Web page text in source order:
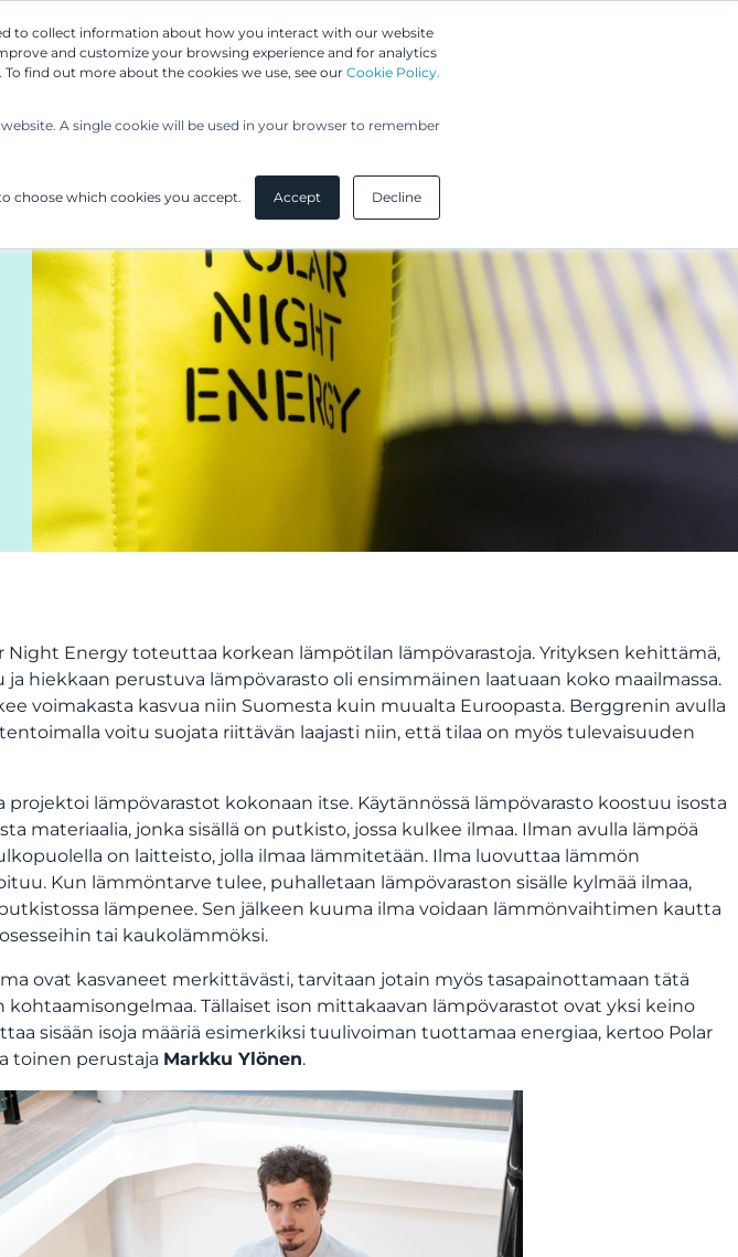
to collect information about how you interact with our website
and customize your browsing experience and for analytics
find out more about the cookies we use, see our Cookie Policy.
A single cookie will be used in your browser to remember
choose which cookies you accept. Accept Decline
Palvelumme UP & UPC Asiakkaamme
Night Energy toteuttaa korkean lämpötilan lämpövarastoja. Yrityksen kehittämä,
hiekkaan perustuva lämpövarasto oli ensimmäinen laatuaan koko maailmassa.
voimakasta kasvua niin Suomesta kuin muualta Euroopasta. Berggrenin avulla
voitu suojata riittävän laajasti niin, että tilaa on myös tulevaisuuden
lämpövarastot kokonaan itse. Käytännössä lämpövarasto koostuu isosta
materiaalia, jonka sisällä on putkisto, jossa kulkee ilmaa. Ilman avulla lämpöä
on laitteisto, jolla ilmaa lämmitetään. Ilma luovuttaa lämmön
Kun lämmöntarve tulee, puhalletaan lämpövaraston sisälle kylmää ilmaa,
lämpenee. Sen jälkeen kuuma ilma voidaan lämmönvaihtimen kautta
tai kaukolämmöksi.
ovat kasvaneet merkittävästi, tarvitaan jotain myös tasapainottamaan tätä
Tällaiset ison mittakaavan lämpövarastot ovat yksi keino
sisään isoja määriä esimerkiksi tuulivoiman tuottamaa energiaa, kertoo Polar
toinen perustaja Markku Ylönen.